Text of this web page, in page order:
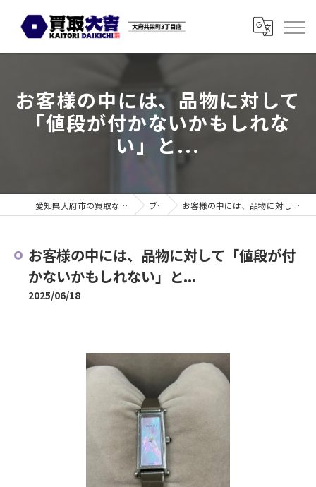
お客様の中には、品物に対して
「値段が付かないかもしれな
い」と...
愛知県大府市の買取なら買取大吉 大府共栄町3丁目店 ブログ お客様の中には、品物に対して「値段が付かないかもしれない」と...
お客様の中には、品物に対して「値段が付
かないかもしれない」と...
2025/06/18